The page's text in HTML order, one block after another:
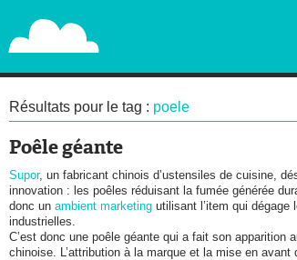
PAPERPLANE
STREET, AMBIENT, GUÉRILLA MARKETING AND OUT OF
Résultats pour le tag : poele
Poêle géante
Supor, un fabricant chinois d’ustensiles de cuisine,
innovation : les poêles réduisant la fumée générée
donc un ambient marketing utilisant l’item qui
industrielles.
C’est donc une poêle géante qui a fait son apparition
chinoise. L’attribution à la marque et la mise en